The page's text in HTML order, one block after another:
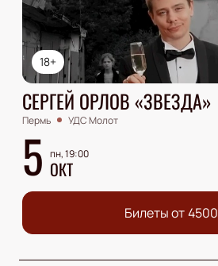
18+
СЕРГЕЙ ОРЛОВ «ЗВЕЗДА»
Пермь УДС Молот
5 пн, 19:00
ОКТ
Билеты от4500